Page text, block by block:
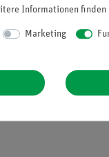
° F
im
Informationen finden
Marketing